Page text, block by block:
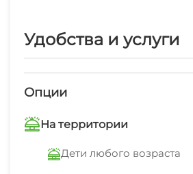
Удобства и услуги
Опции
На территории
Дети любого возраста